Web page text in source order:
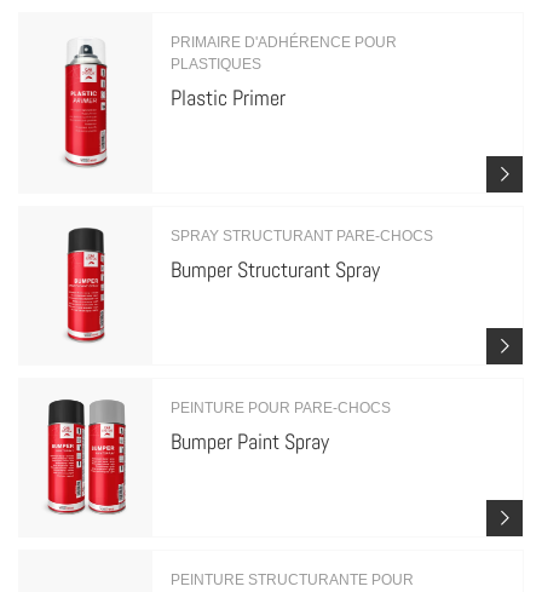
PRIMAIRE D'ADHÉRENCE POUR
PLASTIQUES
Plastic Primer
SPRAY STRUCTURANT PARE-CHOCS
Bumper Structurant Spray
PEINTURE POUR PARE-CHOCS
Bumper Paint Spray
PEINTURE STRUCTURANTE POUR